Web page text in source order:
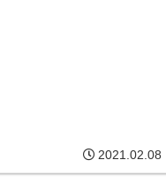
2021.02.08